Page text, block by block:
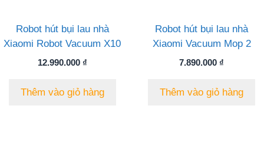
Robot hút bụi lau nhà
Xiaomi Robot Vacuum X10
12.990.000 ₫
Thêm vào giỏ hàng
Robot hút bụi lau nhà
Xiaomi Vacuum Mop 2
7.890.000 ₫
Thêm vào giỏ hàng